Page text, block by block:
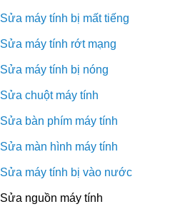
Sửa máy tính bị mất tiếng
Sửa máy tính rớt mạng
Sửa máy tính bị nóng
Sửa chuột máy tính
Sửa bàn phím máy tính
Sửa màn hình máy tính
Sửa máy tính bị vào nước
Sửa nguồn máy tính